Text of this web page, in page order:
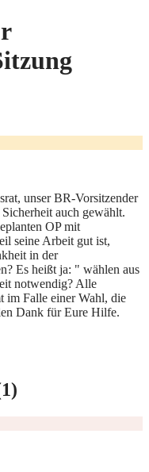
unser BR-Vorsitzender
auch gewählt.
OP mit
seine Arbeit gut ist,
in der
Es heißt ja: " wählen aus
notwendig? Alle
im Falle einer Wahl, die
Dank für Eure Hilfe.
1)